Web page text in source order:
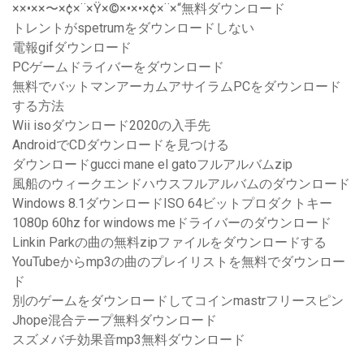
××•××〜×¢×¨×Ÿ×©×•×•×¢×¨×“無料ダウンロード
トレントがspetrumをダウンロードしない
電報gifダウンロード
PCゲームドライバーをダウンロード
無料でバットマンアーカムアサイラムPCをダウンロード
する方法
Wii isoダウンロード2020の入手先
AndroidでCDダウンロードを見つける
ダウンロードgucci mane el gatoフルアルバムzip
風船のウィークエンドハウスフルアルバムのダウンロード
Windows 8.1ダウンロードISO 64ビットプロダクトキー
1080p 60hz for windows meドライバーのダウンロード
Linkin Parkの曲の無料zipファイルをダウンロードする
YouTubeからmp3の曲のプレイリストを無料でダウンロー
ド
別のゲームをダウンロードしてコインmastrフリースピン
Jhope混合テープ無料ダウンロード
スズメバチ効果音mp3無料ダウンロード